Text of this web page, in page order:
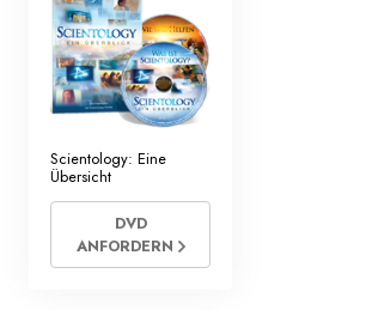
von Unterdrückung
des Organisierens
von Public Relations
und Ziele
des Studierens
Scientology: Eine
Übersicht
DVD
ANFORDERN